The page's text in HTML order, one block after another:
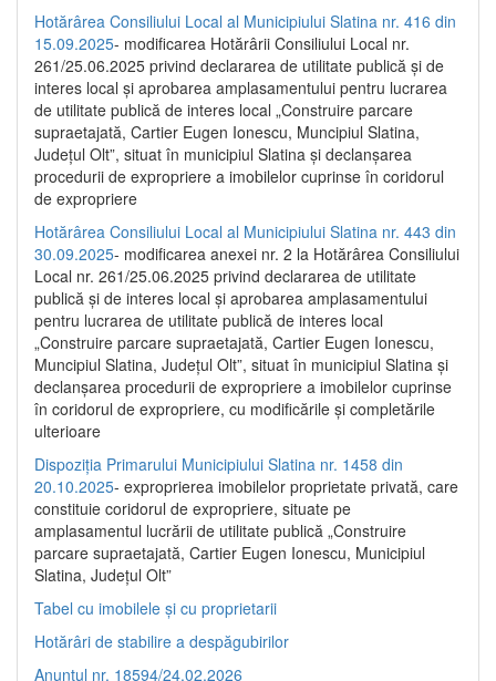
Hotărârea Consiliului Local al Municipiului Slatina nr. 416 din
15.09.2025- modificarea Hotărârii Consiliului Local nr.
261/25.06.2025 privind declararea de utilitate publică și de
interes local și aprobarea amplasamentului pentru lucrarea
de utilitate publică de interes local „Construire parcare
supraetajată, Cartier Eugen Ionescu, Muncipiul Slatina,
Județul Olt”, situat în municipiul Slatina și declanșarea
procedurii de expropriere a imobilelor cuprinse în coridorul
de expropriere
Hotărârea Consiliului Local al Municipiului Slatina nr. 443 din
30.09.2025- modificarea anexei nr. 2 la Hotărârea Consiliului
Local nr. 261/25.06.2025 privind declararea de utilitate
publică şi de interes local şi aprobarea amplasamentului
pentru lucrarea de utilitate publică de interes local
„Construire parcare supraetajată, Cartier Eugen Ionescu,
Muncipiul Slatina, Judeţul Olt”, situat în municipiul Slatina şi
declanşarea procedurii de expropriere a imobilelor cuprinse
în coridorul de expropriere, cu modificările şi completările
ulterioare
Dispoziția Primarului Municipiului Slatina nr. 1458 din
20.10.2025- exproprierea imobilelor proprietate privată, care
constituie coridorul de expropriere, situate pe
amplasamentul lucrării de utilitate publică „Construire
parcare supraetajată, Cartier Eugen Ionescu, Municipiul
Slatina, Județul Olt”
Tabel cu imobilele și cu proprietarii
Hotărâri de stabilire a despăgubirilor
Anunțul nr. 18594/24.02.2026